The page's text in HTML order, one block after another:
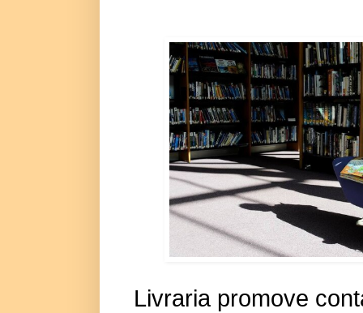
Livraria promove